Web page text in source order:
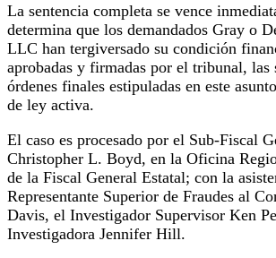
La sentencia completa se vence
determina que los demandados Gray o
LLC han tergiversado su condición
aprobadas y firmadas por el tribunal, las
órdenes finales estipuladas en este
de ley activa.
El caso es procesado por el Sub-Fiscal
Christopher L. Boyd, en la Oficina
de la Fiscal General Estatal; con la
Representante Superior de Fraudes al
Davis, el Investigador Supervisor Ken
Investigadora Jennifer Hill.